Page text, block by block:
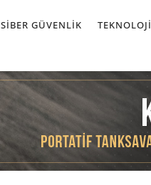
SIBER GÜVENLIK TEKNOLOJI